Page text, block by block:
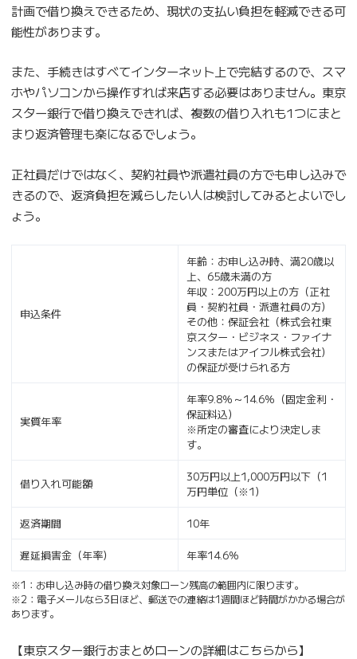
計画で借り換えできるため、現状の支払い負担を軽減できる可
能性があります。
また、手続きはすべてインターネット上で完結するので、スマ
ホやパソコンから操作すれば来店する必要はありません。東京
スター銀行で借り換えできれば、複数の借り入れも1つにまと
まり返済管理も楽になるでしょう。
正社員だけではなく、契約社員や派遣社員の方でも申し込みで
きるので、返済負担を減らしたい人は検討してみるとよいでし
ょう。
申込条件
年齢：お申し込み時、満20歳以
上、65歳未満の方
年収：200万円以上の方（正社
員・契約社員・派遣社員の方）
その他：保証会社（株式会社東
京スター・ビジネス・ファイナ
ンスまたはアイフル株式会社）
の保証が受けられる方
実質年率
年率9.8％～14.6％（固定金利・
保証料込）
※所定の審査により決定しま
す。
借り入れ可能額
30万円以上1,000万円以下（1
万円単位（※1）
返済期間 10年
遅延損害金（年率） 年率14.6％
※1：お申し込み時の借り換え対象ローン残高の範囲内に限ります。
※2：電子メールなら3日ほど、郵送での連絡は1週間ほど時間がかかる場合が
あります。
【東京スター銀行おまとめローンの詳細はこちらから】